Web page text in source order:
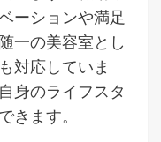
ーションや満足
一の美容室とし
対応していま
身のライフスタ
きます。